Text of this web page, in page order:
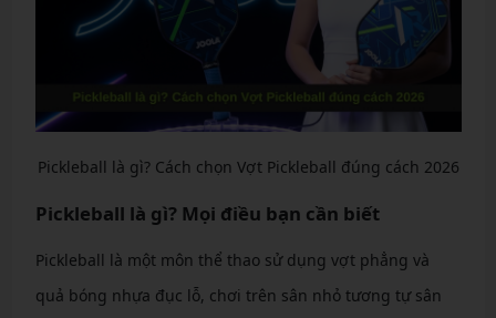
Pickleball là gì? Cách chọn Vợt Pickleball đúng cách 2026
Pickleball là gì? Mọi điều bạn cần biết
Pickleball là một môn thể thao sử dụng vợt phẳng và
quả bóng nhựa đục lỗ, chơi trên sân nhỏ tương tự sân